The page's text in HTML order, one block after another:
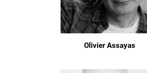
Olivier Assayas